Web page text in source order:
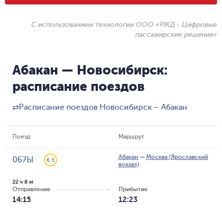
С использованием технологии ООО «РЖД - Цифровые
пассажирские решения»
Абакан — Новосибирск:
расписание поездов
⇄Расписание поездов Новосибирск – Абакан
Поезд Маршрут
067Ы 6.5 Абакан — Москва (Ярославский
вокзал)
Отправление
14:15
22 ч 8 м
Прибытие
12:23